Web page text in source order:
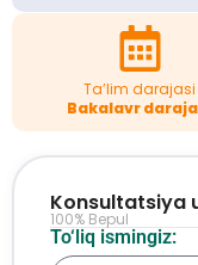
Ta’lim darajasi
Bakalavr
To‘liq ismingiz:
Konsultatsiya
100% Bepul